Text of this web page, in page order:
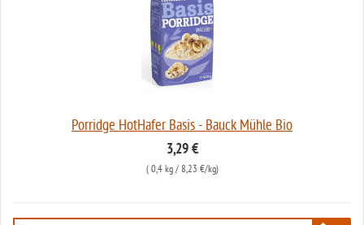
Porridge HotHafer Basis - Bauck Mühle Bio
3,29 €
( 0,4 kg/ 8,23 €/kg)